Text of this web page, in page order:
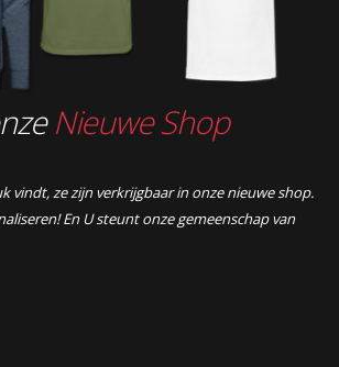
Nieuwe Shop
vindt, ze zijn verkrijgbaar in onze nieuwe shop.
En U steunt onze gemeenschap van